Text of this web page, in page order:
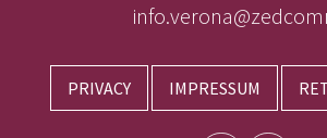
PRIVACY IMPRESSUM